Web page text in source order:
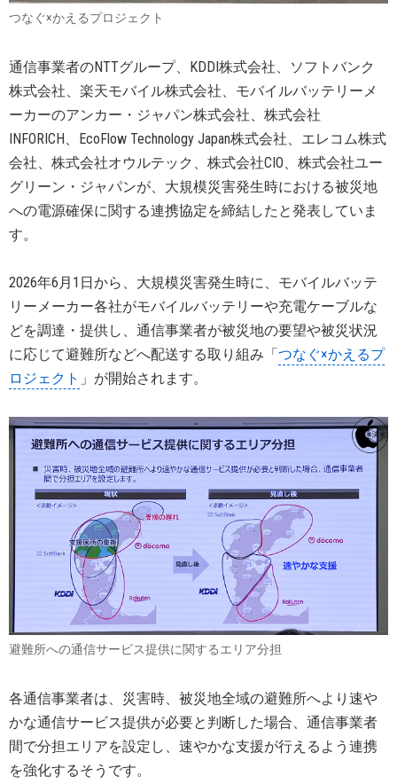
つなぐ×かえるプロジェクト
通信事業者のNTTグループ、KDDI株式会社、ソフトバンク
株式会社、楽天モバイル株式会社、モバイルバッテリーメ
ーカーのアンカー・ジャパン株式会社、株式会社
INFORICH、EcoFlow Technology Japan株式会社、エレコム株式
会社、株式会社オウルテック、株式会社CIO、株式会社ユー
グリーン・ジャパンが、大規模災害発生時における被災地
への電源確保に関する連携協定を締結したと発表していま
す。
2026年6月1日から、大規模災害発生時に、モバイルバッテ
リーメーカー各社がモバイルバッテリーや充電ケーブルな
どを調達・提供し、通信事業者が被災地の要望や被災状況
に応じて避難所などへ配送する取り組み「つなぐ×かえるプ
ロジェクト 」が開始されます。
避難所への通信サービス提供に関するエリア分担
各通信事業者は、災害時、被災地全域の避難所へより速や
かな通信サービス提供が必要と判断した場合、通信事業者
間で分担エリアを設定し、速やかな支援が行えるよう連携
を強化するそうです。